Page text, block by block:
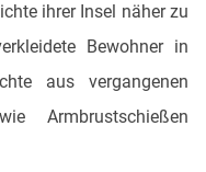
ihrer Insel näher zu
Bewohner in
aus vergangenen
Armbrustschießen